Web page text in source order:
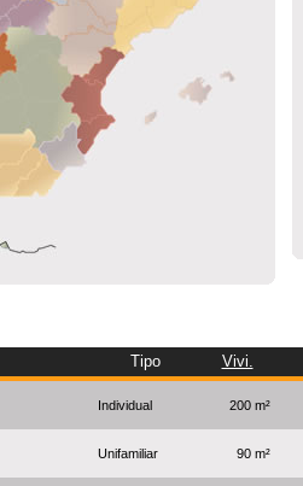
Tipo Vivi.
Individual 200 m²
Unifamiliar 90 m²